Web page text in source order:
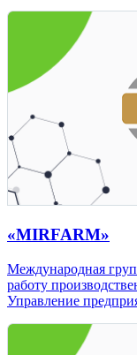
«MIRFARM»
Международная
работу
Управление